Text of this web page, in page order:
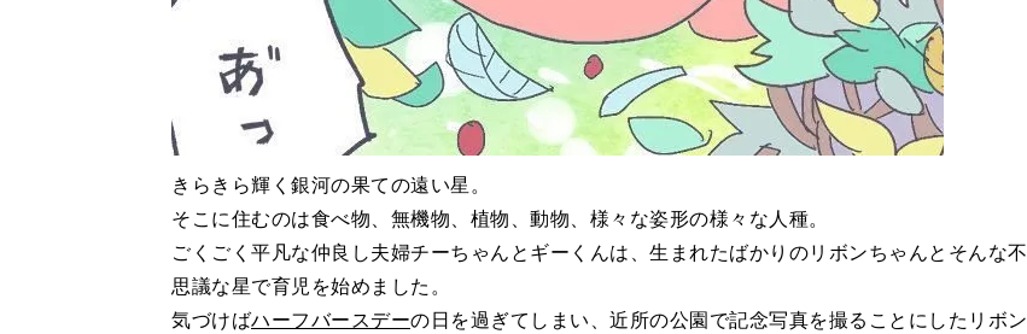
きらきら輝く銀河の果ての遠い星。
そこに住むのは食べ物、無機物、植物、動物、様々な姿形の様々な人種。
ごくごく平凡な仲良し夫婦チーちゃんとギーくんは、生まれたばかりのリボンちゃんとそんな不
思議な星で育児を始めました。
気づけばハーフバースデーの日を過ぎてしまい、近所の公園で記念写真を撮ることにしたリボン